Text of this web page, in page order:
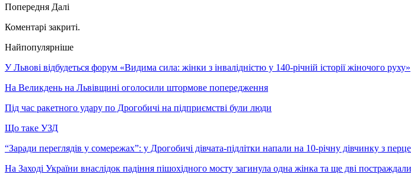
Попередня Далі
Коментарі закриті.
Найпопулярніше
У Львові відбудеться форум «Видима сила: жінки з інвалідністю у 140-річній історії жіночого руху»
На Великдень на Львівщині оголосили штормове попередження
Під час ракетного удару по Дрогобичі на підприємстві були люди
Що таке УЗД
“Заради переглядів у сомережах”: у Дрогобичі дівчата-підлітки напали на 10-річну дівчинку з
На Заході України внаслідок падіння пішохідного мосту загинула одна жінка та ще дві